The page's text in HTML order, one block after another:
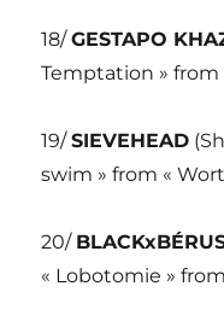
18/GESTAPO
Temptation » from
19/SIEVEHEAD
swim » from «
20/
« Lobotomie »